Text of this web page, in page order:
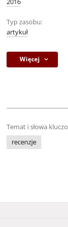
2016
Typ zasobu:
artykuł
Więcej
Temat i słowa
recenzje